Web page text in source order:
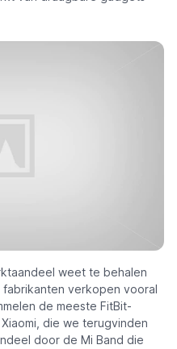
weet te behalen
verkopen vooral
de meeste FitBit-
die we terugvinden
door de Mi Band die